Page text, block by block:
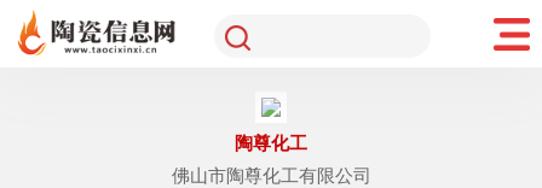
陶尊化工
佛山市陶尊化工有限公司